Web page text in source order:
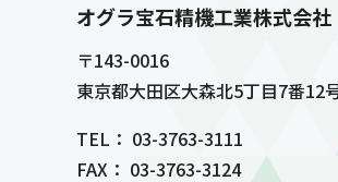
オグラ宝石精機工業株式会社
〒143-0016
東京都大田区大森北5丁目7番12
TEL： 03-3763-3111
FAX： 03-3763-3124